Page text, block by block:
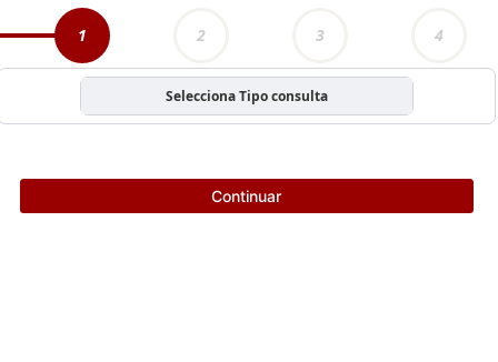
1 2 3 4
Selecciona Tipo consulta
Continuar